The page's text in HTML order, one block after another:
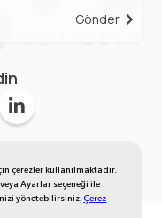
çerezler kullanılmaktadır.
Ayarlar seçeneği ile
yönetebilirsiniz.Çerez
Gönder